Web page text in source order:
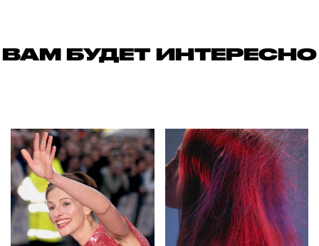
ВАМ БУДЕТ ИНТЕРЕСНО